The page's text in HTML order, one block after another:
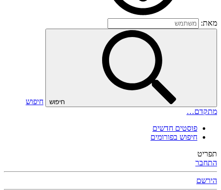
מאת:
חיפוש
חיפוש
מתקדם…
פוסטים חדשים
חיפוש בפורומים
תפריט
התחבר
הירשם